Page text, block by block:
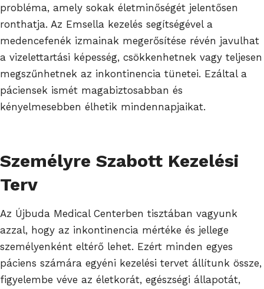
probléma, amely sokak életminőségét jelentősen
ronthatja. Az Emsella kezelés segítségével a
medencefenék izmainak megerősítése révén javulhat
a vizelettartási képesség, csökkenhetnek vagy teljesen
megszűnhetnek az inkontinencia tünetei. Ezáltal a
páciensek ismét magabiztosabban és
kényelmesebben élhetik mindennapjaikat.
Személyre Szabott Kezelési
Terv
Az Újbuda Medical Centerben tisztában vagyunk
azzal, hogy az inkontinencia mértéke és jellege
személyenként eltérő lehet. Ezért minden egyes
páciens számára egyéni kezelési tervet állítunk össze,
figyelembe véve az életkorát, egészségi állapotát,